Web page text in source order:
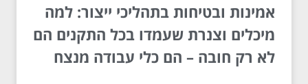
אמינות ובטיחות בתהליכי ייצור: למה
מיכלים וצנרת שעמדו בכל התקנים הם
לא רק חובה – הם כלי עבודה מנצח